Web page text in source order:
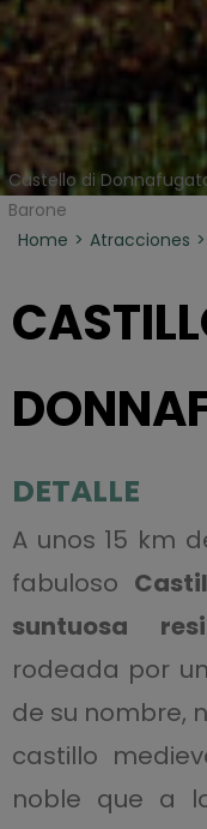
Castello di
Barone
Home
Atracciones
DETALLE
A unos 15 km
fabuloso
suntuosa
rodeada por
de su nombre,
castillo
noble que a